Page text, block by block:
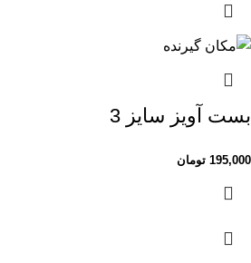
بست آویز سایز 3
195,000 تومان